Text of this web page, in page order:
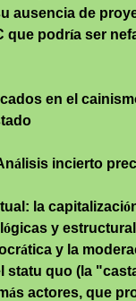
ausencia de
que podría ser
en el
á lisis incierto
la capitalizació
ógicas y
ática y la
quo (la
ás actores, que